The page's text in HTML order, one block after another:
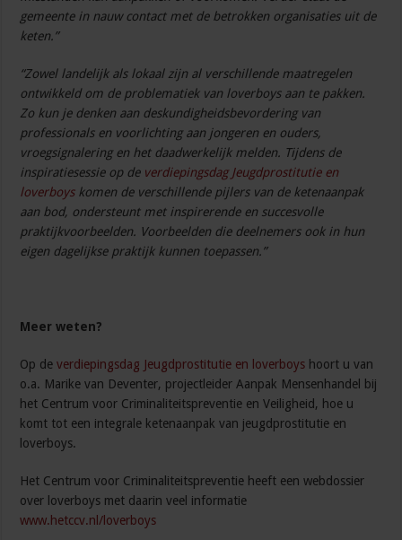
gemeente in nauw contact met de betrokken organisaties uit de
keten.”
“Zowel landelijk als lokaal zijn al verschillende maatregelen
ontwikkeld om de problematiek van loverboys aan te pakken.
Zo kun je denken aan deskundigheidsbevordering van
professionals en voorlichting aan jongeren en ouders,
vroegsignalering en het daadwerkelijk melden. Tijdens de
inspiratiesessie op de verdiepingsdag Jeugdprostitutie en
loverboyskomen de verschillende pijlers van de ketenaanpak
aan bod, ondersteunt met inspirerende en succesvolle
praktijkvoorbeelden. Voorbeelden die deelnemers ook in hun
eigen dagelijkse praktijk kunnen toepassen.”
Meer weten?
Op deverdiepingsdag Jeugdprostitutie en loverboys hoort u van
o.a. Marike van Deventer, projectleider Aanpak Mensenhandel bij
het Centrum voor Criminaliteitspreventie en Veiligheid, hoe u
komt tot een integrale ketenaanpak van jeugdprostitutie en
loverboys.
Het Centrum voor Criminaliteitspreventie heeft een webdossier
over loverboys met daarin veel informatie
www.hetccv.nl/loverboys